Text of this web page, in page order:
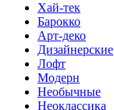
Хай-тек
Барокко
Арт-деко
Дизайнерские
Лофт
Модерн
Необычные
Неоклассика